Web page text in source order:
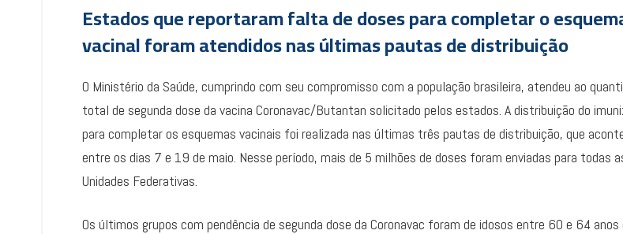
Estados que reportaram falta de doses para completar o
vacinal foram atendidos nas últimas pautas de distribuição
O Ministério da Saúde, cumprindo com seu compromisso com a população brasileira, atendeu ao
total de segunda dose da vacina Coronavac/Butantan solicitado pelos estados. A distribuição do
para completar os esquemas vacinais foi realizada nas últimas três pautas de distribuição, que
entre os dias 7 e 19 de maio. Nesse período, mais de 5 milhões de doses foram enviadas para todas
Unidades Federativas.
Os últimos grupos com pendência de segunda dose da Coronavac foram de idosos entre 60 e 64 anos